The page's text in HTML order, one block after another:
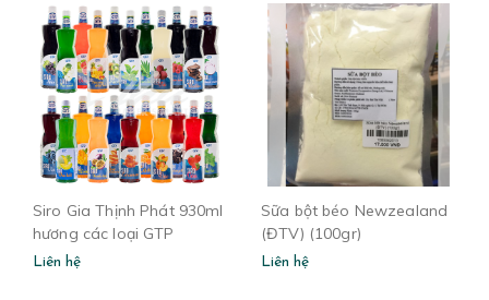
Siro Gia Thịnh Phát 930ml
hương các loại GTP
Liên hệ
Sữa bột béo Newzealand
(ĐTV) (100gr)
Liên hệ